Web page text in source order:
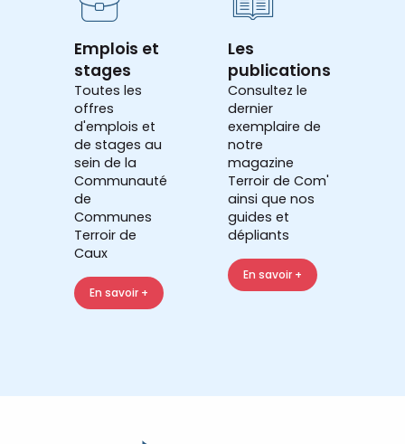
Emplois et
stages
Toutes les
offres
d'emplois et
de stages au
sein de la
Communauté
de
Communes
Terroir de
Caux
En savoir +
Les
publications
Consultez le
dernier
exemplaire de
notre
magazine
Terroir de Com'
ainsi que nos
guides et
dépliants
En savoir +